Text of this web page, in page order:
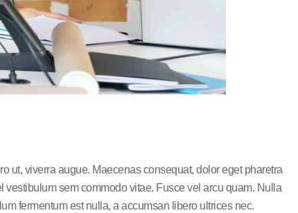
ut, viverra augue. Maecenas consequat, dolor eget pharetra
vestibulum sem commodo vitae. Fusce vel arcu quam. Nulla
fermentum est nulla, a accumsan libero ultrices nec.